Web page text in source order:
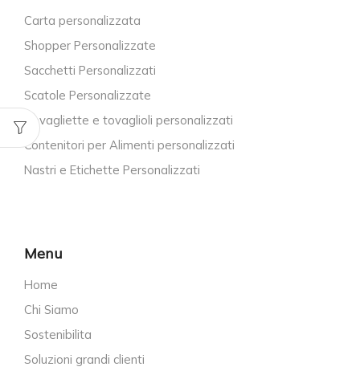
Carta personalizzata
Shopper Personalizzate
Sacchetti Personalizzati
Scatole Personalizzate
Tovagliette e tovaglioli personalizzati
Contenitori per Alimenti personalizzati
Nastri e Etichette Personalizzati
Menu
Home
Chi Siamo
Sostenibilita
Soluzioni grandi clienti